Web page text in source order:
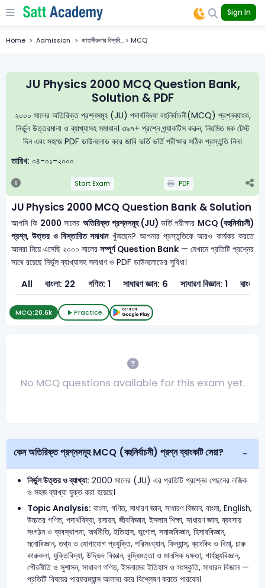
Sign In
Home Admission জাহাঙ্গীরনগর বিশ্ববি... > MCQ
JU Physics 2000 MCQ Question Bank,
Solution & PDF
২০০০ সালের অতিরিক্ত প্রশ্নসমূহ (JU) পদার্থবিদ্যা বহুনির্বাচনী(MCQ) প্রশ্নব্যাংক,
নির্ভুল উত্তরমালা ও ব্যাখ্যাসহ সমাধান। ৩৯৭+ প্রশ্নে প্র্যাকটিস করুন, নিয়মিত মক টেস্ট
দিন এবং সহজে PDF ডাউনলোড করে জাবি ভর্তি ভর্তি পরীক্ষার সঠিক প্রস্তুতি নিন।
তারিখ: ০৪-০১-২০০০
Start Exam PDF
JU Physics 2000 MCQ Question Bank & Solution
আপনি কি 2000 সালেরঅতিরিক্ত প্রশ্নসমূহ (JU) ভর্তি পরীক্ষার MCQ (বহুনির্বাচনী)
প্রশ্ন, উত্তর ও বিস্তারিত সমাধানখুঁজছেন? আপনার প্রস্তুতিকে আরও কার্যকর করতে
আমরা নিয়ে এসেছি ২০০০ সালেরসম্পূর্ণ Question Bank— যেখানে প্রতিটি প্রশ্নের
সাথে রয়েছে নির্ভুল ব্যাখ্যাসহ সমাধাণ ও PDF ডাউনলোডের সুবিধা।
All বাংলা: 22 গণিত: 1 সাধারণ জ্ঞান: 6 সাধারণ বিজ্ঞান: 1 বাংলা:
MCQ:20.6k Practice
No MCQ questions available for this exam yet.
কেন অতিরিক্ত প্রশ্নসমূহ MCQ (বহুনির্বাচনী) প্রশ্ন ব্যাংকটি সেরা?
নির্ভুল উত্তর ও ব্যাখ্যা: 2000 সালের (JU) এর প্রতিটি প্রশ্নের পেছনের লজিক
ও সহজ ব্যাখ্যা যুক্ত করা হয়েছে।
Topic Analysis: বাংলা, গণিত, সাধারণ জ্ঞান, সাধারণ বিজ্ঞান, বাংলা, English,
উচ্চতর গণিত, পদার্থবিদ্যা, রসায়ন, জীববিজ্ঞান, ইসলাম শিক্ষা, সাধারণ জ্ঞান, ব্যবসায়
সংগঠন ও ব্যবস্থাপনা, অর্থনীতি, ইতিহাস, ভূগোল, সমাজবিজ্ঞান, হিসাববিজ্ঞান,
মনোবিজ্ঞান, তথ্য ও যোগাযোগ প্রযুক্তি, পরিসংখ্যান, ফিন্যান্স, ব্যাংকিং ও বিমা, চারু
কারুকলা, যুক্তিবিদ্যা, উদ্ভিদ বিজ্ঞান, বুদ্ধিমত্তা ও মানসিক দক্ষতা, গার্হস্থ্যবিজ্ঞান,
পৌরনীতি ও সুশাসন, সাধারণ গণিত, ইসলামের ইতিহাস ও সংস্কৃতি, সাধারন বিজ্ঞান —
প্রতিটি বিষয়ের পারফরম্যান্স আলাদা করে বিশ্লেষণ করতে পারবেন।